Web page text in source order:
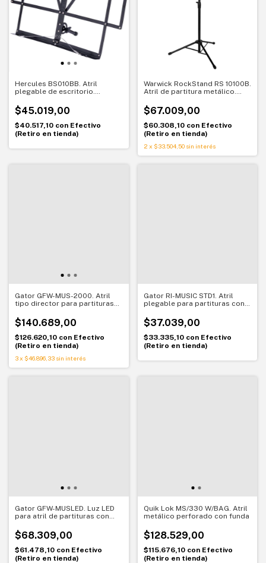
Hercules BS010BB. Atril
plegable de escritorio.
estudio
$45.019,00
$40.517,10 con Efectivo
(Retiro en tienda)
Warwick RockStand RS 10100B.
Atril de partitura metálico.
perforada
$67.009,00
$60.308,10 con Efectivo
(Retiro en tienda)
2 x $33.504,50 sin interés
Gator GFW-MUS-2000. Atril
tipo director para partituras
$140.689,00
$126.620,10 con Efectivo
(Retiro en tienda)
3x $46.896,33 sin interés
Gator RI-MUSIC STD1. Atril
plegable para partituras con
resistente
$37.039,00
$33.335,10 con Efectivo
(Retiro en tienda)
Gator GFW-MUSLED. Luz LED
para atril de partituras con
la necesitás
$68.309,00
$61.478,10 con Efectivo
(Retiro en tienda)
Quik Lok MS/330 W/BAG. Atril
metálico perforado con funda
$128.529,00
$115.676,10 con Efectivo
(Retiro en tienda)